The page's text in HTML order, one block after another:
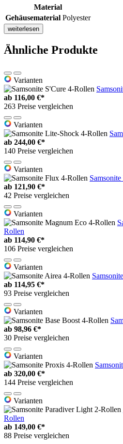
Material
Gehäusematerial Polyester
weiterlesen
Ähnliche Produkte
Varianten
ab 116,00 €*
263 Preise vergleichen
Varianten
ab 244,00 €*
140 Preise vergleichen
Varianten
ab 121,90 €*
42 Preise vergleichen
Varianten
Rollen
ab 114,90 €*
106 Preise vergleichen
Varianten
ab 114,95 €*
93 Preise vergleichen
Varianten
ab 98,96 €*
30 Preise vergleichen
Varianten
ab 320,00 €*
144 Preise vergleichen
Varianten
Rollen
ab 149,00 €*
88 Preise vergleichen